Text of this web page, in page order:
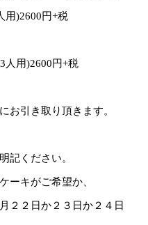
用)2600円+税
人用)2600円+税
お引き取り頂きます。
記ください。
ーキがご希望か、
２２日か２３日か２４日